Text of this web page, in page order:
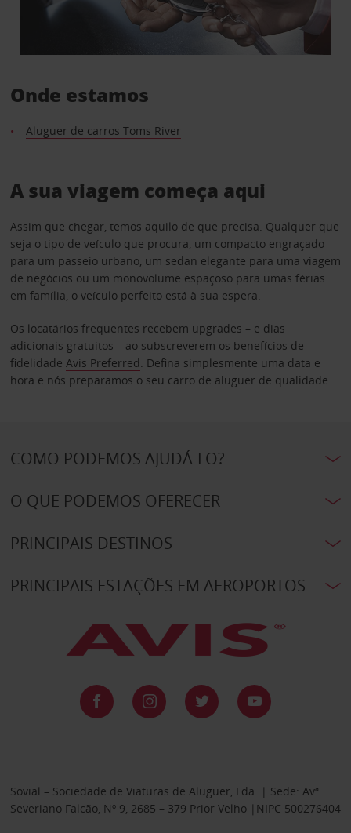
Onde estamos
Aluguer de carros Toms River
A sua viagem começa aqui
Assim que chegar, temos aquilo de que precisa. Qualquer que
seja o tipo de veículo que procura, um compacto engraçado
para um passeio urbano, um sedan elegante para uma viagem
de negócios ou um monovolume espaçoso para umas férias
em família, o veículo perfeito está à sua espera.
Os locatários frequentes recebem upgrades – e dias
adicionais gratuitos – ao subscreverem os benefícios de
fidelidade Avis Preferred. Defina simplesmente uma data e
hora e nós preparamos o seu carro de aluguer de qualidade.
COMO PODEMOS AJUDÁ-LO?
O QUE PODEMOS OFERECER
PRINCIPAIS DESTINOS
PRINCIPAIS ESTAÇÕES EM AEROPORTOS
Sovial – Sociedade de Viaturas de Aluguer, Lda. | Sede: Avª
Severiano Falcão, Nº 9, 2685 – 379 Prior Velho |NIPC 500276404